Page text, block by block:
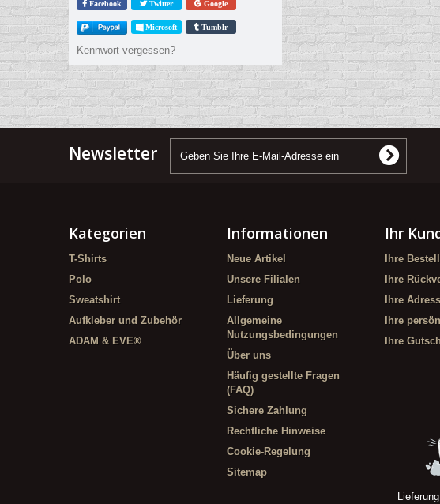
Facebook Twitter Google
Microsoft Tumblr
Kennwort vergessen?
Newsletter
Kategorien
T-Shirts
Polo
Sweatshirt
Aufkleber und Zubehör
ADAM & EVE®
Informationen
Neue Artikel
Unsere Filialen
Lieferung
Allgemeine
Nutzungsbedingungen
Über uns
Häufig gestellte Fragen
(FAQ)
Sichere Zahlung
Rechtliche Hinweise
Cookie-Regelung
Sitemap
Ihr
Ihre
Ihre
Ihre
Ihre
Ihre